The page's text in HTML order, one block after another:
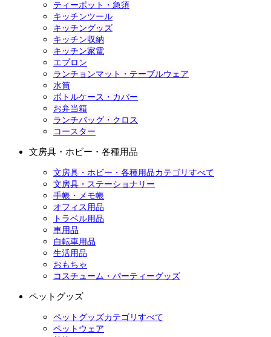
ティーポット・急須
キッチンツール
キッチングッズ
キッチン収納
キッチン家電
エプロン
ランチョンマット・テーブルウェア
水筒
ボトルケース・カバー
お弁当箱
ランチバッグ・クロス
コースター
文房具・ホビー・各種用品
文房具・ホビー・各種用品カテゴリすべて
文房具・ステーショナリー
手帳・メモ帳
オフィス用品
トラベル用品
車用品
自転車用品
生活用品
おもちゃ
コスチューム・パーティーグッズ
ペットグッズ
ペットグッズカテゴリすべて
ペットウェア